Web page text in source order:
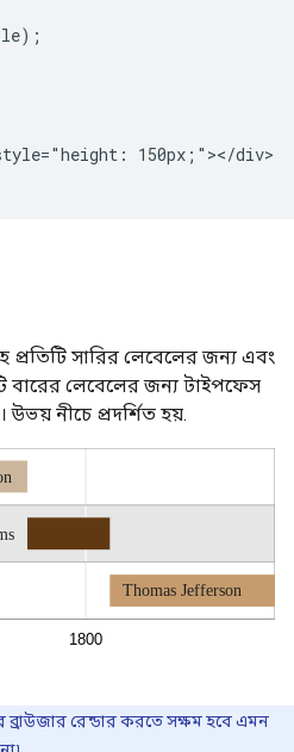
150px;"></div>
প্রতিটি সারির লেবেলের জন্য এবং
বারের লেবেলের জন্য টাইপফেস
নীচে প্রদর্শিত হয়.
ব্রাউজার রেন্ডার করতে সক্ষম হবে এমন